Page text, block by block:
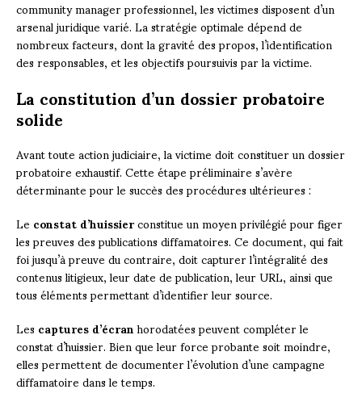
community manager professionnel, les victimes disposent d’un
arsenal juridique varié. La stratégie optimale dépend de
nombreux facteurs, dont la gravité des propos, l’identification
des responsables, et les objectifs poursuivis par la victime.
La constitution d’un dossier probatoire
solide
Avant toute action judiciaire, la victime doit constituer un dossier
probatoire exhaustif. Cette étape préliminaire s’avère
déterminante pour le succès des procédures ultérieures :
Leconstat d’huissierconstitue un moyen privilégié pour figer
les preuves des publications diffamatoires. Ce document, qui fait
foi jusqu’à preuve du contraire, doit capturer l’intégralité des
contenus litigieux, leur date de publication, leur URL, ainsi que
tous éléments permettant d’identifier leur source.
Lescaptures d’écranhorodatées peuvent compléter le
constat d’huissier. Bien que leur force probante soit moindre,
elles permettent de documenter l’évolution d’une campagne
diffamatoire dans le temps.